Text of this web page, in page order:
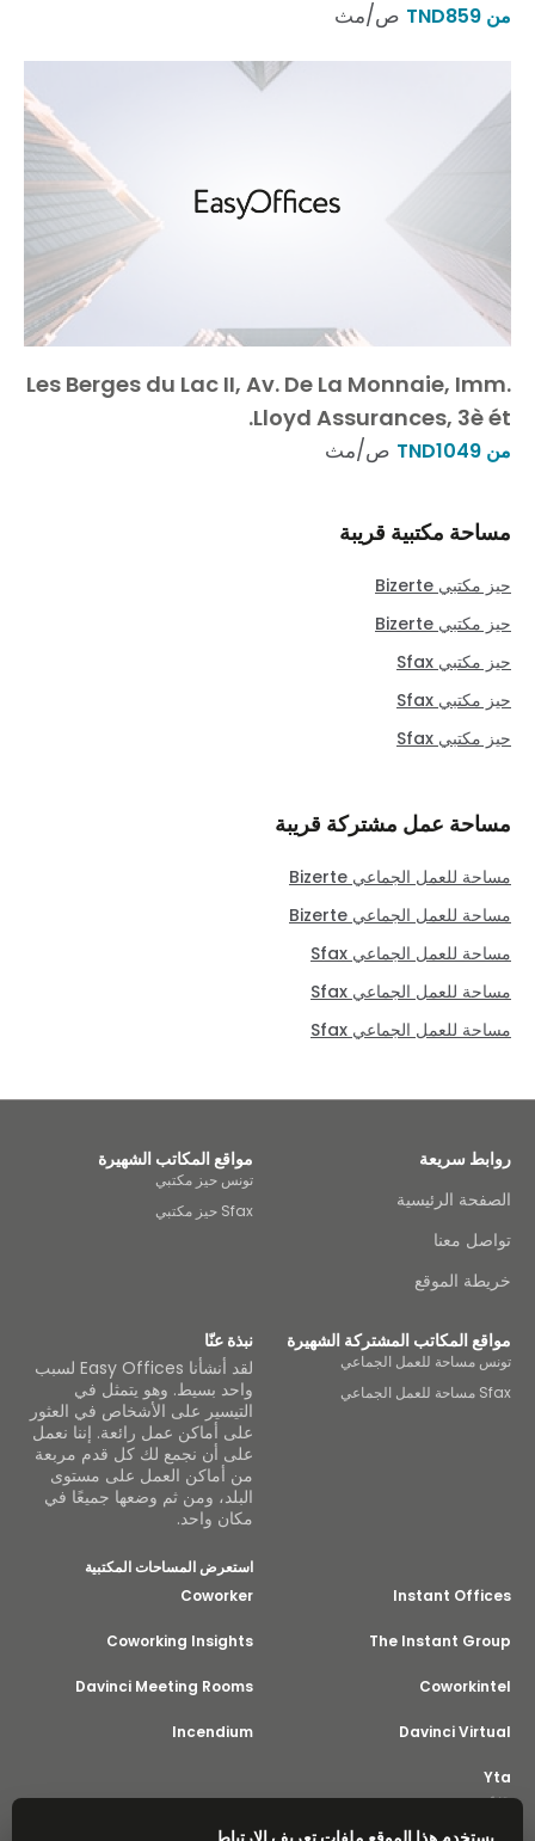
من TND859 ص/مث
Les Berges du Lac II, Av. De La Monnaie, Imm.
Lloyd Assurances, 3è ét.
من TND1049 ص/مث
مساحة مكتبية قريبة
حيز مكتبي Bizerte
حيز مكتبي Bizerte
حيز مكتبي Sfax
حيز مكتبي Sfax
حيز مكتبي Sfax
مساحة عمل مشتركة قريبة
مساحة للعمل الجماعي Bizerte
مساحة للعمل الجماعي Bizerte
مساحة للعمل الجماعي Sfax
مساحة للعمل الجماعي Sfax
مساحة للعمل الجماعي Sfax
روابط سريعة
الصفحة الرئيسية
تواصل معنا
خريطة الموقع
مواقع المكاتب الشهيرة
تونس حيز مكتبي
Sfax حيز مكتبي
مواقع المكاتب المشتركة الشهيرة
تونس مساحة للعمل الجماعي
Sfax مساحة للعمل الجماعي
نبذة عنّا
لقد أنشأنا Easy Offices لسبب
واحد بسيط. وهو يتمثل في
التيسير على الأشخاص في العثور
على أماكن عمل رائعة. إننا نعمل
على أن نجمع لك كل قدم مربعة
من أماكن العمل على مستوى
البلد، ومن ثم وضعها جميعًا في
مكان واحد.
استعرض المساحات المكتبية
Instant Offices
Coworker
The Instant Group
Coworking Insights
Coworkintel
Davinci Meeting Rooms
Davinci Virtual
Incendium
Yta
جزء من
Instant Group